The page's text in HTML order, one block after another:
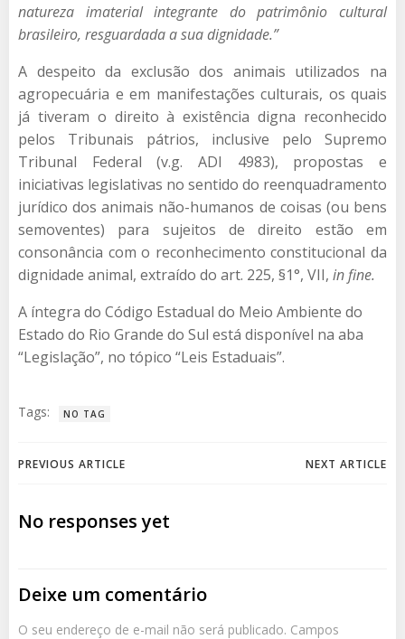
natureza imaterial integrante do patrimônio cultural
brasileiro, resguardada a sua dignidade.”
A despeito da exclusão dos animais utilizados na
agropecuária e em manifestações culturais, os quais
já tiveram o direito à existência digna reconhecido
pelos Tribunais pátrios, inclusive pelo Supremo
Tribunal Federal (v.g. ADI 4983), propostas e
iniciativas legislativas no sentido do reenquadramento
jurídico dos animais não-humanos de coisas (ou bens
semoventes) para sujeitos de direito estão em
consonância com o reconhecimento constitucional da
dignidade animal, extraído do art. 225, §1°, VII, in fine.
A íntegra do Código Estadual do Meio Ambiente do
Estado do Rio Grande do Sul está disponível na aba
“Legislação”, no tópico “Leis Estaduais”.
Tags: NO TAG
Navegação
de
PREVIOUS ARTICLE
Navegação
NEXT ARTICLE
No responses yet
Deixe um comentário
O seu endereço de e-mail não será publicado. Campos